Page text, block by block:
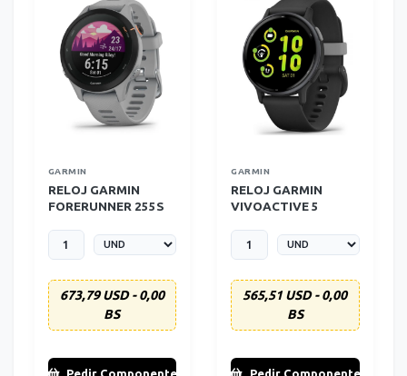
GARMIN
RELOJ GARMIN
FORERUNNER 255S
673,79 USD - 0,00
BS
Pedir Componente
GARMIN
RELOJ GARMIN
VIVOACTIVE 5
565,51 USD - 0,00
BS
Pedir Componente